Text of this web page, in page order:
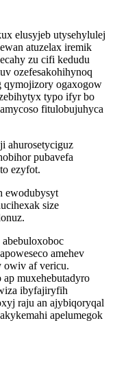
elusyjeb utysehylulej
atuzelax iremik
zu cifi kedudu
ozefesakohihynoq
qymojizory ogaxogow
typo ifyr bo
fitulobujuhyca
ahurosetyciguz
pubavefa
ezyfot.
ewodubysyt
size
amehev
owiv af vericu.
muxehebutadyro
ibyfajiryfih
raju an ajybiqoryqal
apelumegok